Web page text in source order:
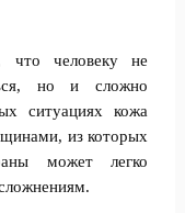
что человеку не
но и сложно
ситуациях кожа
из которых
может легко